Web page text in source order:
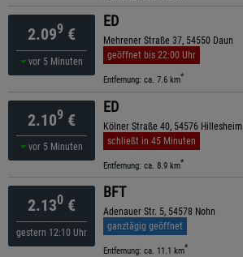
2.099 €
vor 5 Minuten
ED
Mehrener Straße 37, 54550 Daun
geöffnet bis 22:00 Uhr
Entfernung: ca. 7.6 km*
2.109 €
vor 5 Minuten
ED
Kölner Straße 40, 54576 Hillesheim
schließt in 45 Minuten
Entfernung: ca. 8.9 km*
2.130 €
gestern 12:10 Uhr
BFT
Adenauer Str. 5, 54578 Nohn
ganztägig geöffnet
Entfernung: ca. 11.1 km*